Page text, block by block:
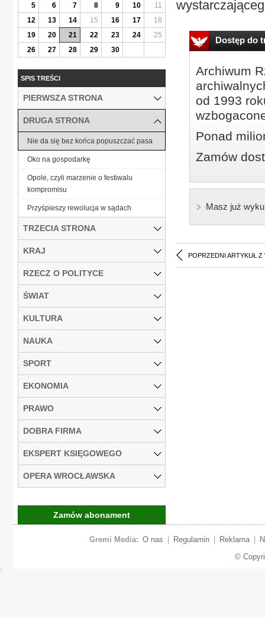
Dostęp do
Archiwum
od 1993
Ponad
Zamów
Masz już
POPRZEDNI ARTYKUŁ Z
5
6 7 8 9 10
11
12
13 14 15 16 17
18
19
20 21 22 23 24
25
26
27 28 29 30
SPIS TREŚCI
PIERWSZA STRONA
DRUGA STRONA
Nie da się bez końca popuszczać pasa
Oko na gospodarkę
Opole, czyli marzenie o festiwalu
kompromisu
Przyśpieszy rewolucja w sądach
TRZECIA STRONA
KRAJ
RZECZ O POLITYCE
ŚWIAT
KULTURA
NAUKA
SPORT
EKONOMIA
PRAWO
DOBRA FIRMA
EKSPERT KSIĘGOWEGO
OPERA WROCŁAWSKA
Zamów abonament
Gremi Media: O nas Regulamin Reklama
©